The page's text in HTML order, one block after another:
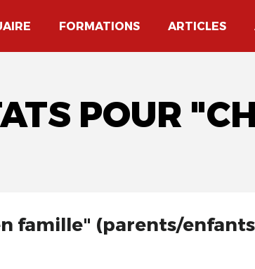
FORMATIONS ARTICLES
POUR
famille" (parents/